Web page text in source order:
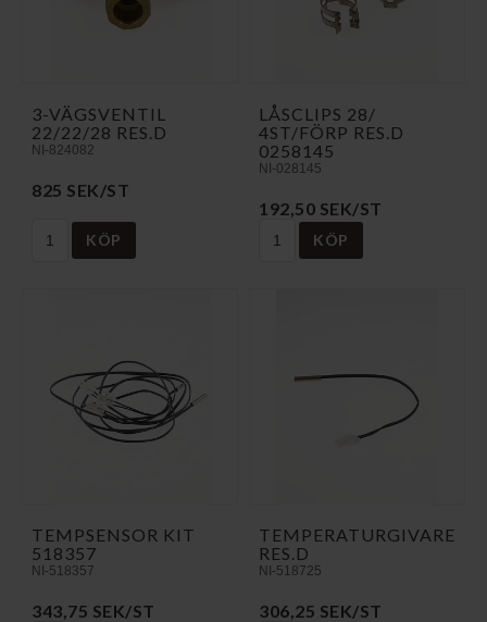
3-VÄGSVENTIL
22/22/28 RES.D
NI-824082
825 SEK/ST
KÖP
LÅSCLIPS 28/
4ST/FÖRP RES.D
0258145
NI-028145
192,50 SEK/ST
KÖP
TEMPSENSOR KIT
518357
NI-518357
343,75 SEK/ST
TEMPERATURGIVARE
RES.D
NI-518725
306,25 SEK/ST